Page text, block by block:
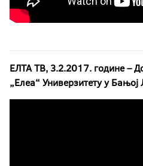
ЕЛТА ТВ, 3.2.2017. године –
„Елеа“ Универзитету у Бањој